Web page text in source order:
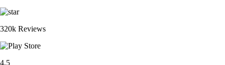
320k Reviews
4.5